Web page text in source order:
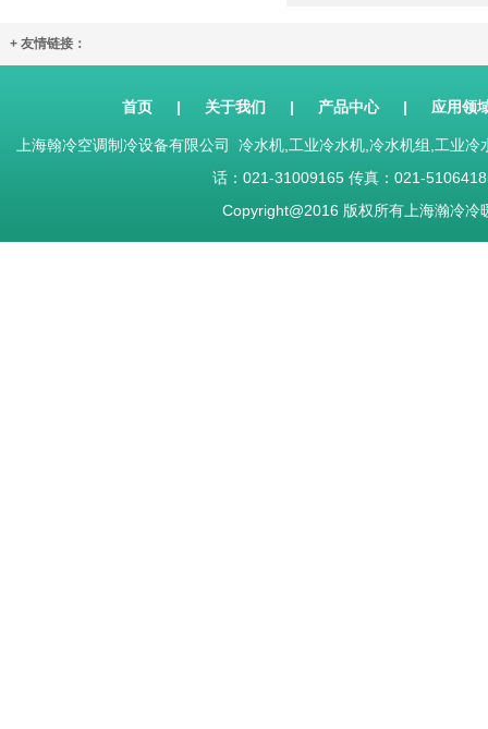
+ 友情链接：
首页 | 关于我们 | 产品中心 | 应用领
上海翰冷空调制冷设备有限公司 冷水机,工业冷水机,冷水机组,工
话：021-31009165 传真：021-
Copyright@2016 版权所有上海瀚冷冷